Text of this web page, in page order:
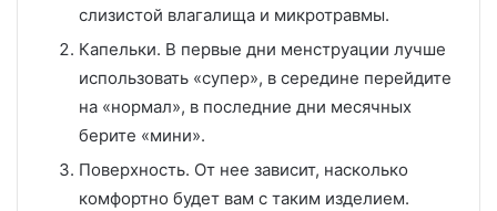
слизистой влагалища и микротравмы.
Капельки. В первые дни менструации лучше
использовать «супер», в середине перейдите
на «нормал», в последние дни месячных
берите «мини».
Поверхность. От нее зависит, насколько
комфортно будет вам с таким изделием.